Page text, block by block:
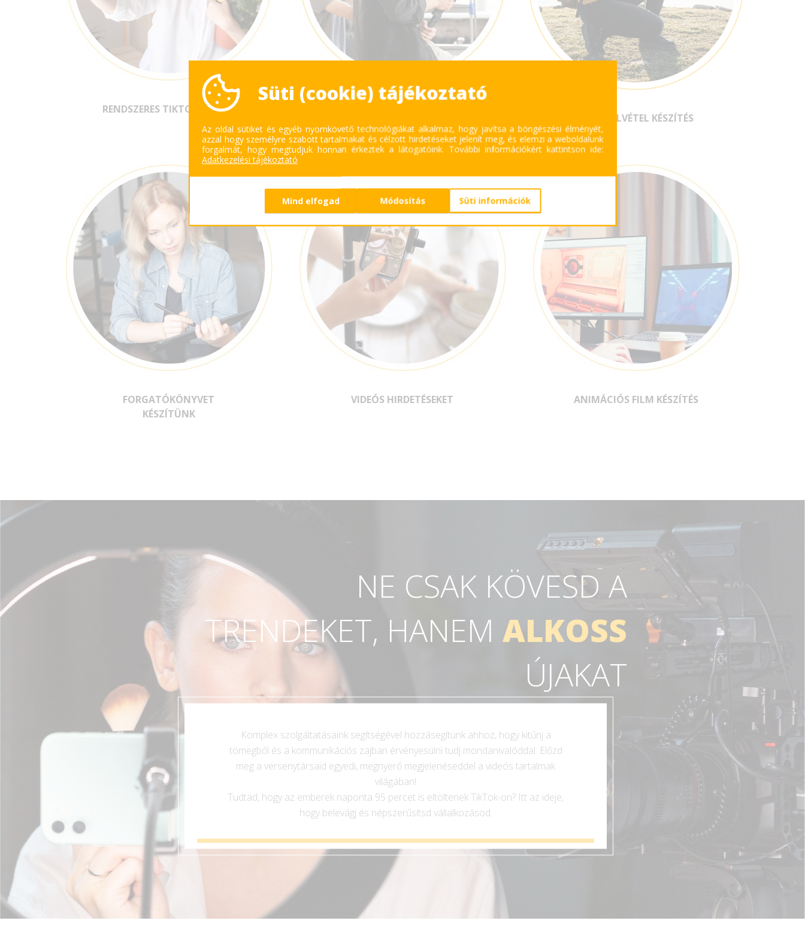
RENDSZERES TIKTOK VIDEÓK
KÉSZÍTÉS
DRÓNFELVÉTEL KÉSZÍTÉS
FORGATÓKÖNYVET
KÉSZÍTÜNK
VIDEÓS HIRDETÉSEKET ANIMÁCIÓS FILM KÉSZÍTÉS
NE CSAK KÖVESD A
TRENDEKET, HANEM ALKOSS
ÚJAKAT
Komplex szolgáltatásaink segítségével hozzásegítünk ahhoz, hogy kitűnj a
tömegből és a kommunikációs zajban érvényesülni tudj mondanivalóddal. Előzd
meg a versenytársaid egyedi, megnyerő megjelenéseddel a videós tartalmak
világában!
Tudtad, hogy az emberek naponta 95 percet is eltöltenek TikTok-on? Itt az ideje,
hogy belevágj és népszerűsítsd vállalkozásod.
Süti (cookie) tájékoztató
Az oldal sütiket és egyéb nyomkövető technológiákat alkalmaz, hogy javítsa a böngészési élményét,
azzal hogy személyre szabott tartalmakat és célzott hirdetéseket jelenít meg, és elemzi a weboldalunk
forgalmát, hogy megtudjuk honnan érkeztek a látogatóink. További információkért kattintson ide:
Adatkezelési tájékoztató
Mind elfogad Módosítás Süti információk